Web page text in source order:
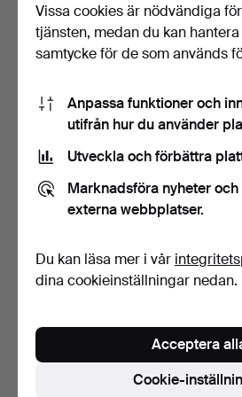
18 bud
998 USD
2 bud
37
SNÖSLUNGA, Masu
Loncin.
74 USD
DIV
32
Vissa cookies är nödvändiga
tjänsten, medan du kan
samtycke för de som används
Anpassa funktioner och
utifrån hur du använder
Utveckla och förbättra
Marknadsföra nyheter
externa webbplatser.
Du kan läsa mer i vår
dina cookieinställningar nedan.
Cookie-
Acceptera